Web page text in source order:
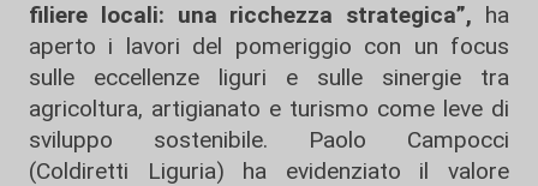
filiere locali: una ricchezza strategica”, ha
aperto i lavori del pomeriggio con un focus
sulle eccellenze liguri e sulle sinergie tra
agricoltura, artigianato e turismo come leve di
sviluppo sostenibile. Paolo Campocci
(Coldiretti Liguria) ha evidenziato il valore